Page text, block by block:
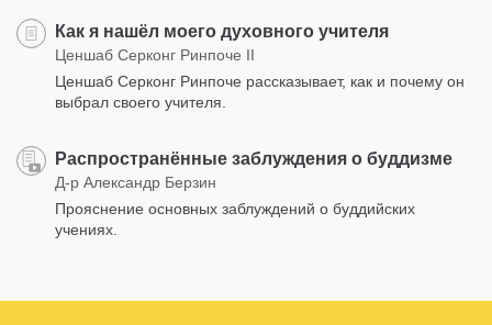
Как я нашёл моего духовного учителя
Ценшаб Серконг Ринпоче II
Ценшаб Серконг Ринпоче рассказывает, как и почему он
выбрал своего учителя.
Распространённые заблуждения о буддизме
Д-р Александр Берзин
Прояснение основных заблуждений о буддийских
учениях.